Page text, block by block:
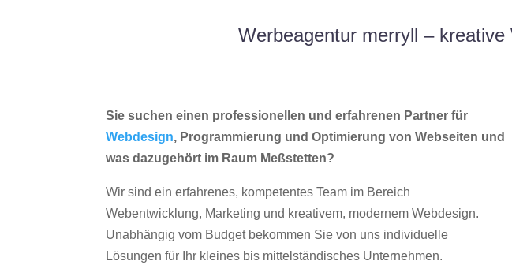
Werbeagentur merryll –
Sie suchen einen professionellen und erfahrenen Partner für
Webdesign, Programmierung und Optimierung von Webseiten und
was dazugehört im Raum Meßstetten?
Wir sind ein erfahrenes, kompetentes Team im Bereich
Webentwicklung, Marketing und kreativem, modernem Webdesign.
Unabhängig vom Budget bekommen Sie von uns individuelle
Lösungen für Ihr kleines bis mittelständisches Unternehmen.